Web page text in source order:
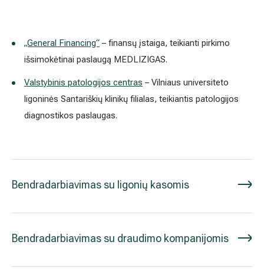
„General Financing“ – finansų įstaiga, teikianti pirkimo
išsimokėtinai paslaugą MEDLIZIGAS.
Valstybinis patologijos centras – Vilniaus universiteto
ligoninės Santariškių klinikų filialas, teikiantis patologijos
diagnostikos paslaugas.
Bendradarbiavimas su ligonių kasomis
Bendradarbiavimas su draudimo kompanijomis
Alergijų ir kvėpavimo takų gydymas
Oftalmologija (akių gydymas)
Gastroenterologija (virškinimo ligos)
Abdominalinė (pilvo) ir bendroji chirurgija
Kaip atvykti į Hila
Tyrimai ir gydymo paskyrimas – 1 diena